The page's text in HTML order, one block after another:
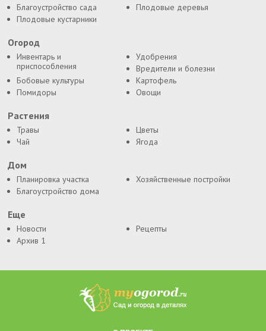
Благоустройство сада
Плодовые деревья
Плодовые кустарники
Огород
Инвентарь и
приспособления
Удобрения
Вредители и болезни
Бобовые культуры
Картофель
Помидоры
Овощи
Растения
Травы
Цветы
Чай
Ягода
Дом
Планировка участка
Хозяйственные постройки
Благоустройство дома
Еще
Новости
Рецепты
Архив 1